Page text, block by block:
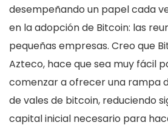
desempeñando un papel cada
en la adopción de Bitcoin: las
pequeñas empresas. Creo que
Azteco, hace que sea muy fácil
comenzar a ofrecer una rampa
de vales de bitcoin, reduciendo
capital inicial necesario para